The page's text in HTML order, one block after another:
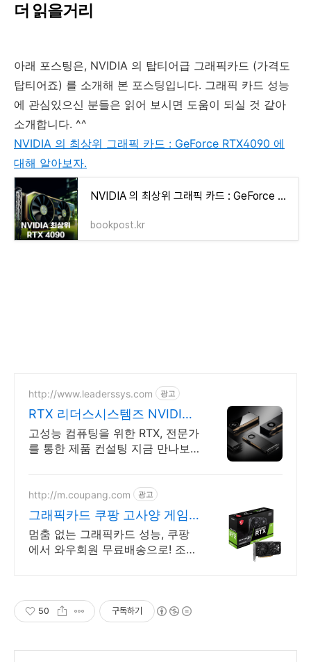
더 읽을거리
아래 포스팅은, NVIDIA 의 탑티어급 그래픽카드 (가격도
탑티어죠) 를 소개해 본 포스팅입니다. 그래픽 카드 성능
에 관심있으신 분들은 읽어 보시면 도움이 되실 것 같아
소개합니다. ^^
NVIDIA 의 최상위 그래픽 카드 : GeForce RTX4090 에
대해 알아보자.
NVIDIA 의 최상위 그래픽 카드 : GeForce RTX4090 에 대해 알아보자.
bookpost.kr
http://www.leaderssys.com 광고
RTX 리더스시스템즈 NVIDIA
공식 파트너
고성능 컴퓨팅을 위한 RTX, 전문가
를 통한 제품 컨설팅 지금 만나보
http://m.coupang.com 광고
그래픽카드 쿠팡 고사양 게임
끊김 없이
멈춤 없는 그래픽카드 성능, 쿠팡
에서 와우회원 무료배송으로! 조용
50 구독하기